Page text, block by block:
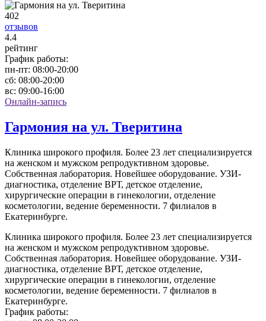
402
отзывов
4.4
рейтинг
График работы:
пн-пт: 08:00-20:00
сб: 08:00-20:00
вс: 09:00-16:00
Онлайн-запись
Гармония на ул. Тверитина
Клиника широкого профиля. Более 23 лет специализируется
на женском и мужском репродуктивном здоровье.
Собственная лаборатория. Новейшее оборудование. УЗИ-
диагностика, отделение ВРТ, детское отделение,
хирургические операции в гинекологии, отделение
косметологии, ведение беременности. 7 филиалов в
Екатеринбурге.
Клиника широкого профиля. Более 23 лет специализируется
на женском и мужском репродуктивном здоровье.
Собственная лаборатория. Новейшее оборудование. УЗИ-
диагностика, отделение ВРТ, детское отделение,
хирургические операции в гинекологии, отделение
косметологии, ведение беременности. 7 филиалов в
Екатеринбурге.
График работы: